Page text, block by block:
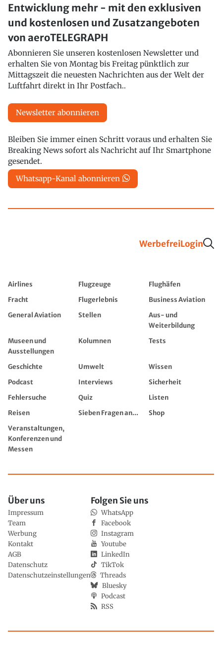
Entwicklung mehr - mit den exklusiven
und kostenlosen und Zusatzangeboten
von aeroTELEGRAPH
Abonnieren Sie unseren kostenlosen Newsletter und
erhalten Sie von Montag bis Freitag pünktlich zur
Mittagszeit die neuesten Nachrichten aus der Welt der
Luftfahrt direkt in Ihr Postfach..
Newsletter abonnieren
Bleiben Sie immer einen Schritt voraus und erhalten Sie
Breaking News sofort als Nachricht auf Ihr Smartphone
gesendet.
Whatsapp-Kanal abonnieren
WerbefreiLogin
Airlines Flugzeuge
Flughäfen
Fracht
Flugerlebnis
Business Aviation
General Aviation
Stellen
Aus- und
Weiterbildung
Museen und
Ausstellungen
Kolumnen Tests
Geschichte Umwelt
Wissen
Podcast
Interviews
Sicherheit
Fehlersuche
Quiz
Listen
Reisen
Sieben Fragen an...
Shop
Veranstaltungen,
Konferenzen und
Messen
Über uns
Impressum
Team
Werbung
Kontakt
AGB
Datenschutz
Datenschutzeinstellungen
Folgen Sie uns
WhatsApp
Facebook
Instagram
Youtube
LinkedIn
TikTok
Threads
Bluesky
Podcast
RSS